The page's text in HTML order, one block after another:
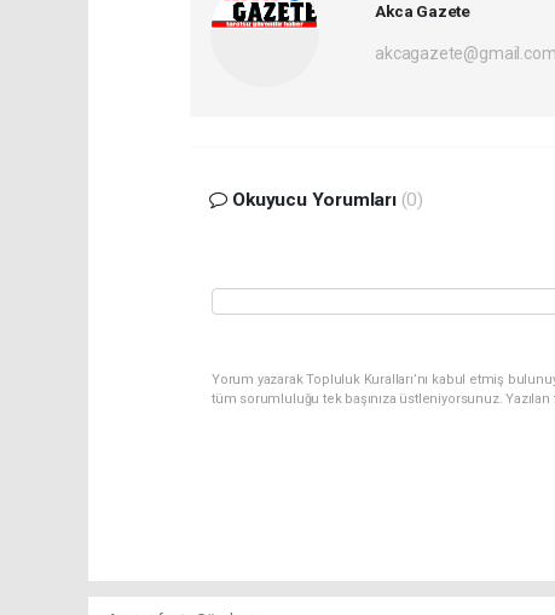
Akca Gazete
akcagazete@gmail.com
Okuyucu Yorumları (0)
Yorum yazarak Topluluk Kuralları’nı kabul etmiş
tüm sorumluluğu tek başınıza üstleniyorsunuz.